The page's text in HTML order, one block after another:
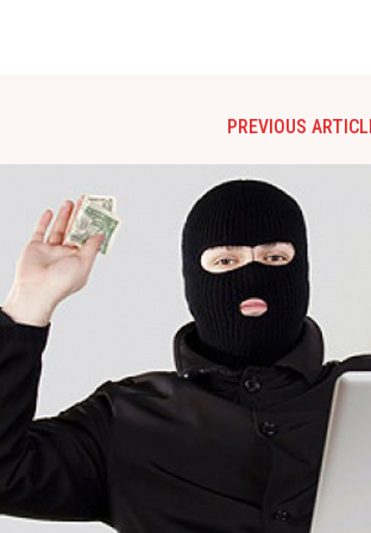
PREVIOUS